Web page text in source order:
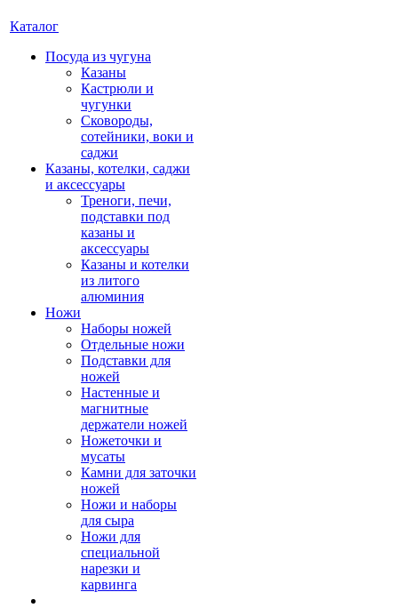
Каталог
Посуда из чугуна
Казаны
Кастрюли и
чугунки
Сковороды,
сотейники, воки и
саджи
Казаны, котелки, саджи
и аксессуары
Треноги, печи,
подставки под
казаны и
аксессуары
Казаны и котелки
из литого
алюминия
Ножи
Наборы ножей
Отдельные ножи
Подставки для
ножей
Настенные и
магнитные
держатели ножей
Ножеточки и
мусаты
Камни для заточки
ножей
Ножи и наборы
для сыра
Ножи для
специальной
нарезки и
карвинга